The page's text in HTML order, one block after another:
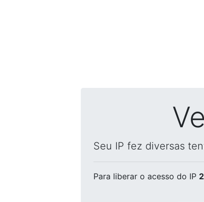
Seu IP fez diversas
Para liberar o acesso do IP